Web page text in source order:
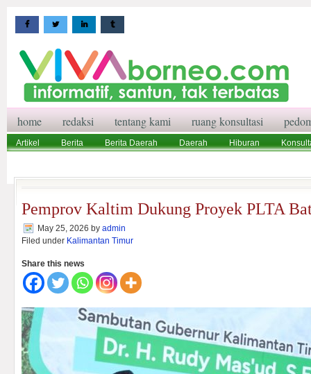
home redaksi tentang kami ruang konsultasi
Artikel Berita Berita Daerah Daerah Hiburan
Pemprov Kaltim Dukung Proyek PLTA
May 25, 2026 by admin
Filed under Kalimantan Timur
Share this news